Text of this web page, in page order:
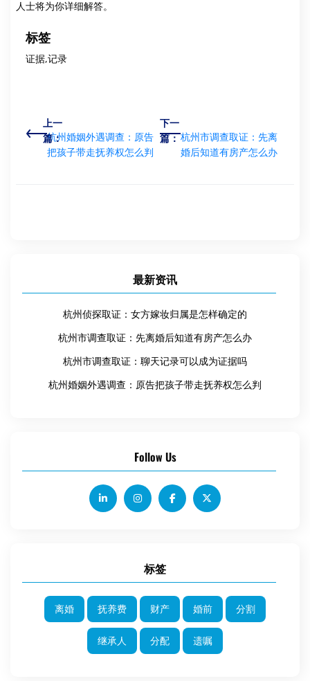
人士将为你详细解答。
标签
证据,记录
上一
篇：
杭州婚姻外遇调查：原告
把孩子带走抚养权怎么判
下一
篇：杭州市调查取证：先离
婚后知道有房产怎么办
最新资讯
杭州侦探取证：女方嫁妆归属是怎样确定的
杭州市调查取证：先离婚后知道有房产怎么办
杭州市调查取证：聊天记录可以成为证据吗
杭州婚姻外遇调查：原告把孩子带走抚养权怎么判
Follow Us
标签
离婚 抚养费 财产 婚前 分割
继承人 分配 遗嘱